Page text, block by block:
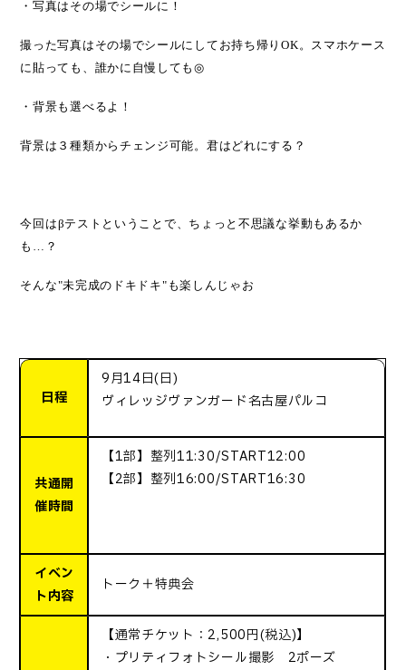
・写真はその場でシールに！
撮った写真はその場でシールにしてお持ち帰りOK。スマホケース
に貼っても、誰かに自慢しても◎
・背景も選べるよ！
背景は３種類からチェンジ可能。君はどれにする？
今回はβテストということで、ちょっと不思議な挙動もあるか
も
？
そんな"未完成のドキドキ" も楽しんじゃお
日程
9月14日(日)
ヴィレッジヴァンガード名古屋パルコ
共通開
催時間
【1部】整列11:30/START12:00
【2部】整列16:00/START16:30
イベン
ト内容
トーク＋特典会
【通常チケット：2,500円(税込)】
・プリティフォトシール撮影 2ポーズ